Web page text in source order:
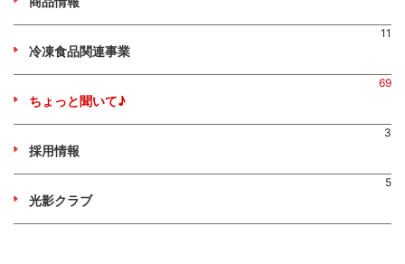
11
冷凍食品関連事業
69
ちょっと聞いて♪
3
採用情報
5
光影クラブ